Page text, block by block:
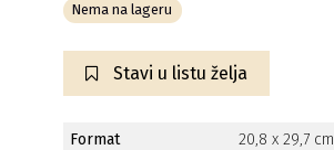
Nema na lageru
Stavi u listu želja
Format
20,8 x 29,7 cm